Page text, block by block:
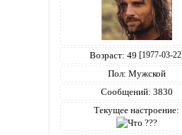
Возраст: 49 [1977-03-22]
Пол: Мужской
Сообщений: 3830
Текущее настроение: